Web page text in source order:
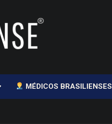
MÉDICOS BRASILIENSES